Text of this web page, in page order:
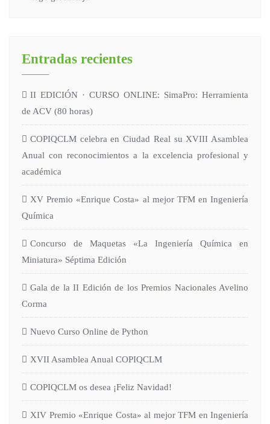
Entradas recientes
II EDICIÓN · CURSO ONLINE: SimaPro: Herramienta
de ACV (80 horas)
COPIQCLM celebra en Ciudad Real su XVIII Asamblea
Anual con reconocimientos a la excelencia profesional y
académica
XV Premio «Enrique Costa» al mejor TFM en Ingeniería
Química
Concurso de Maquetas «La Ingeniería Química en
Miniatura» Séptima Edición
Gala de la II Edición de los Premios Nacionales Avelino
Corma
Nuevo Curso Online de Python
XVII Asamblea Anual COPIQCLM
COPIQCLM os desea ¡Feliz Navidad!
XIV Premio «Enrique Costa» al mejor TFM en Ingeniería